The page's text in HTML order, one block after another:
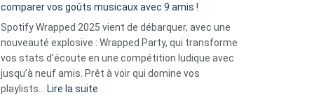
Solly
change
la
vie
comparer vos goûts musicaux avec 9 amis !
Spotify Wrapped 2025 vient de débarquer, avec une
nouveauté explosive : Wrapped Party, qui transforme
vos stats d’écoute en une compétition ludique avec
jusqu’à neuf amis. Prêt à voir qui domine vos
playlists…
Lire la suite